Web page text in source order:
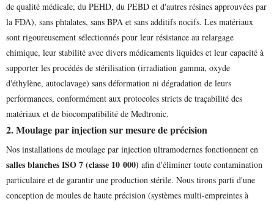
de qualité médicale, du PEHD, du PEBD et d'autres résines approuvées par
la FDA), sans phtalates, sans BPA et sans additifs nocifs. Les matériaux
sont rigoureusement sélectionnés pour leur résistance au relargage
chimique, leur stabilité avec divers médicaments liquides et leur capacité à
supporter les procédés de stérilisation (irradiation gamma, oxyde
d'éthylène, autoclavage) sans déformation ni dégradation de leurs
performances, conformément aux protocoles stricts de traçabilité des
matériaux et de biocompatibilité de Medtronic.
2. Moulage par injection sur mesure de précision
Nos installations de moulage par injection ultramodernes fonctionnent en
salles blanches ISO 7 (classe 10 000) afin d'éliminer toute contamination
particulaire et de garantir une production stérile. Nous tirons parti d'une
conception de moules de haute précision (systèmes multi-empreintes à